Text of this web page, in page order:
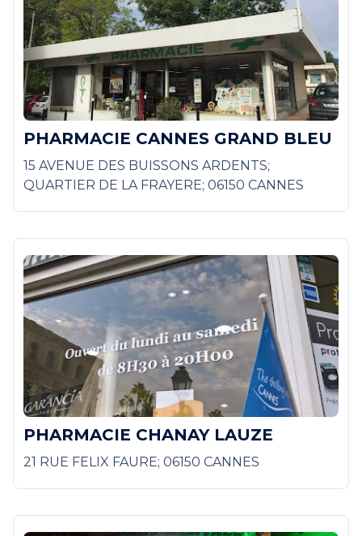
PHARMACIE CANNES GRAND BLEU
15 AVENUE DES BUISSONS ARDENTS;
QUARTIER DE LA FRAYERE; 06150 CANNES
PHARMACIE CHANAY LAUZE
21 RUE FELIX FAURE; 06150 CANNES